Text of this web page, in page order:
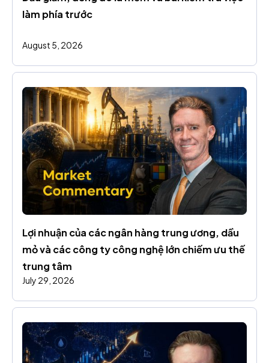
làm phía trước
August 5, 2026
Lợi nhuận của các ngân hàng trung ương, dầu
mỏ và các công ty công nghệ lớn chiếm ưu thế
trung tâm
July 29, 2026